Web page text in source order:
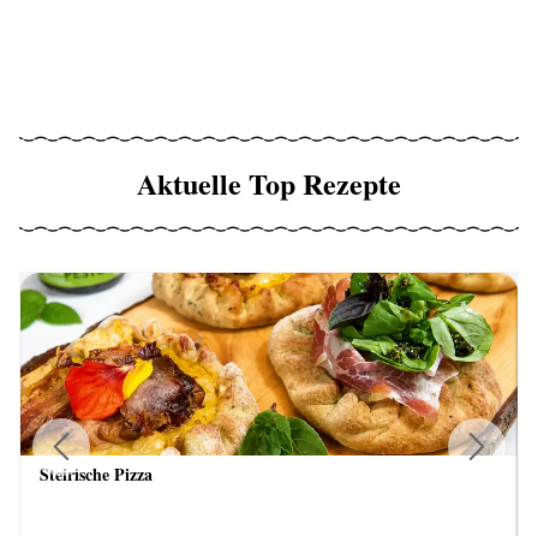
Aktuelle Top Rezepte
Steirische Pizza
Previous